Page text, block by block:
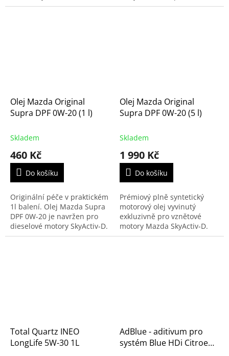
6A. Určen pro zážehové
představuje absolutní špičku
Olej Mazda Original
Supra DPF 0W-20 (1 l)
Skladem
460 Kč
Do košíku
Originální péče v praktickém
1l balení. Olej Mazda Supra
DPF 0W-20 je navržen pro
dieselové motory SkyActiv-D.
Ideální volba pro dolití nebo
Olej Mazda Original
Supra DPF 0W-20 (5 l)
Skladem
1 990 Kč
Do košíku
Prémiový plně syntetický
motorový olej vyvinutý
exkluzivně pro vznětové
motory Mazda SkyActiv-D.
Specifikace 0W-20 zajišťuje
Total Quartz INEO
LongLife 5W-30 1L
AdBlue - aditivum pro
systém Blue HDi Citroen -